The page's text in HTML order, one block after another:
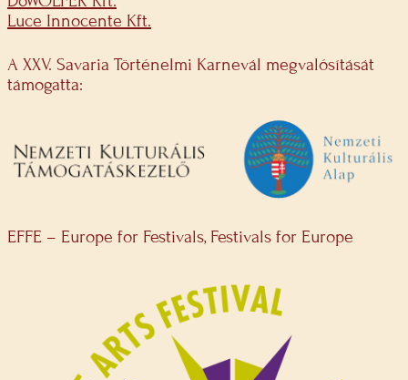
Luce Innocente Kft.
A XXV. Savaria Történelmi Karnevál megvalósítását
támogatta:
EFFE – Europe for Festivals, Festivals for Europe